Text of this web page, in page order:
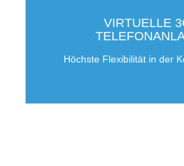
VIRTUELLE
Höchste Flexibilität in der